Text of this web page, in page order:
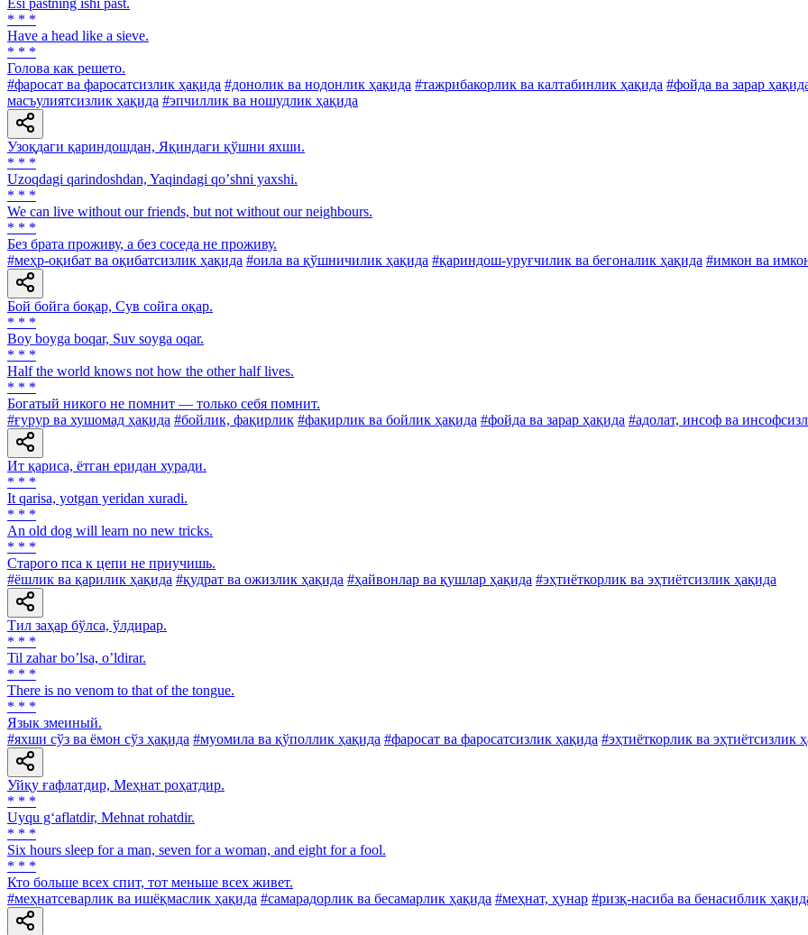
* * *
Have a head like a sieve.
* * *
Голова как решето.
#фаросат ва фаросатсизлик ҳақида #донолик ва нодонлик ҳақида #тажрибакорлик ва калтабинлик ҳақида #фойда ва зарар
масъулиятсизлик ҳақида #эпчиллик ва ношудлик ҳақида
Узоқдаги қариндошдан, Яқиндаги қўшни яхши.
* * *
Uzoqdagi qarindoshdan, Yaqindagi qoʼshni yaxshi.
* * *
We can live without our friends, but not without our neighbours.
* * *
Без брата проживу, а без соседа не проживу.
#меҳр-оқибат ва оқибатсизлик ҳақида #оила ва қўшничилик ҳақида #қариндош-уруғчилик ва бегоналик ҳақида #имкон ва
Бой бойга боқар, Сув сойга оқар.
* * *
Boy boyga boqar, Suv soyga oqar.
* * *
Half the world knows not how the other half lives.
* * *
Богатый никого не помнит — только себя помнит.
#ғурур ва хушомад ҳақида #бойлик, фақирлик #фақирлик ва бойлик ҳақида #фойда ва зарар ҳақида #адолат, инсоф ва
Ит қариса, ётган еридан хуради.
* * *
It qarisa, yotgan yeridan xuradi.
* * *
An old dog will learn no new tricks.
* * *
Старого пса к цепи не приучишь.
#ёшлик ва қарилик ҳақида #қудрат ва ожизлик ҳақида #ҳайвонлар ва қушлар ҳақида #эҳтиёткорлик ва эҳтиётсизлик ҳақида
Тил заҳар бўлса, ўлдирар.
* * *
Til zahar boʼlsa, oʼldirar.
* * *
There is no venom to that of the tongue.
* * *
Язык змеиный.
#яхши сўз ва ёмон сўз ҳақида #муомила ва қўполлик ҳақида #фаросат ва фаросатсизлик ҳақида #эҳтиёткорлик ва эҳтиётсизлик
Уйқу ғафлатдир, Меҳнат роҳатдир.
* * *
Uyqu g‘aflatdir, Mehnat rohatdir.
* * *
Six hours sleep for a man, seven for a woman, and eight for a fool.
* * *
Кто больше всех спит, тот меньше всех живет.
#меҳнатсеварлик ва ишёқмаслик ҳақида #самарадорлик ва бесамарлик ҳақида #меҳнат, ҳунар #ризқ-насиба ва бенасиблик